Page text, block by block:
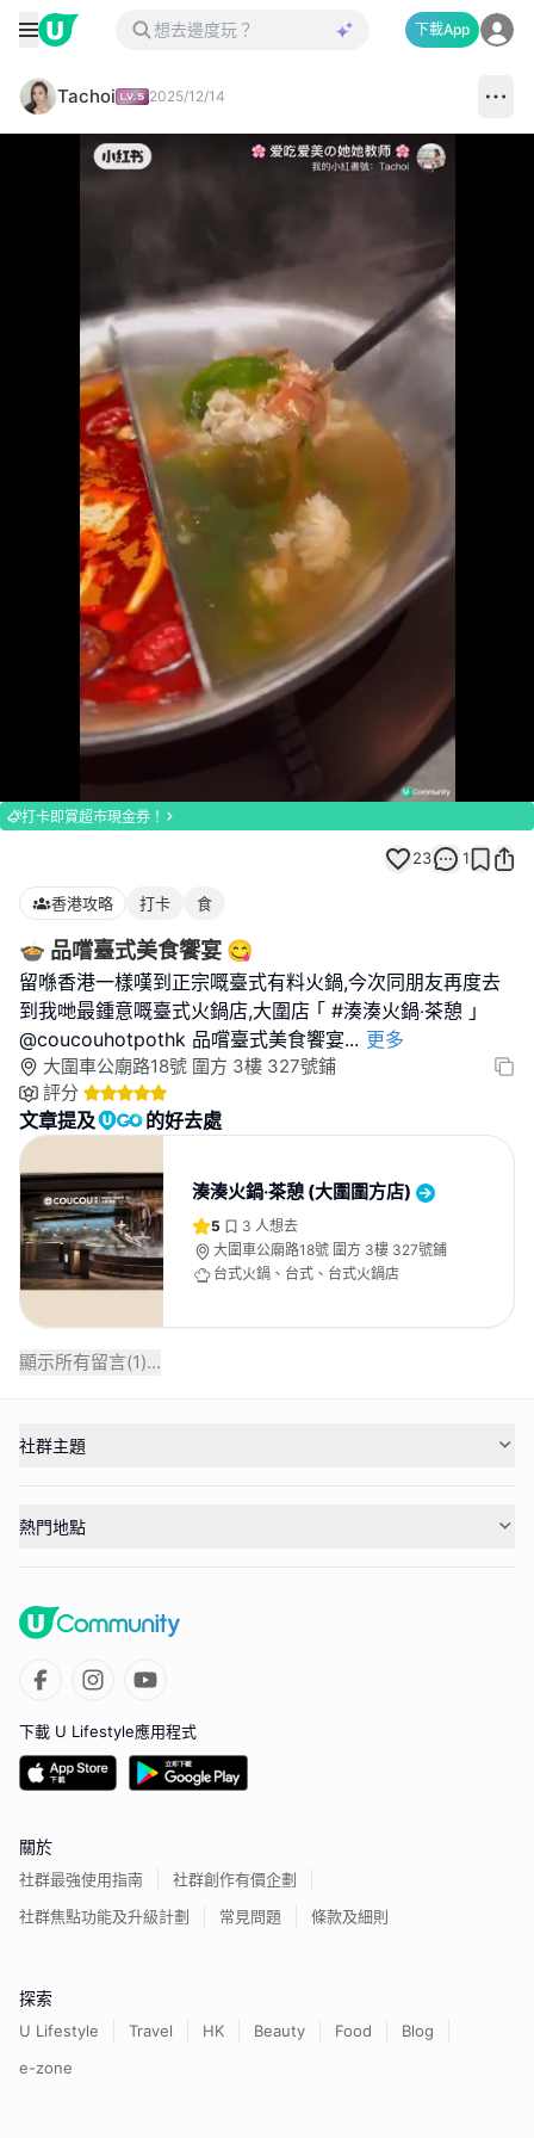
下載App
Tachoi 2025/12/14
100.00%
打卡即賞超市現金券！
23 1
香港攻略 打卡 食
🍲 品嚐臺式美食饗宴 😋
留喺香港一樣嘆到正宗嘅臺式有料火鍋,今次同朋友再度去
到我哋最鍾意嘅臺式火鍋店,大圍店 ｢ #湊湊火鍋‧茶憩 ｣
@coucouhotpothk 品嚐臺式美食饗宴... 更多
大圍車公廟路18號 圍方 3樓 327號鋪
評分
文章提及 的好去處
湊湊火鍋‧茶憩 (大圍圍方店)
5 3 人想去
大圍車公廟路18號 圍方 3樓 327號鋪
台式火鍋、台式、台式火鍋店
顯示所有留言(1)...
社群主題
熱門地點
下載 U Lifestyle應用程式
關於
社群最強使用指南
社群創作有價企劃
社群焦點功能及升級計劃
常見問題 條款及細則
探索
U Lifestyle Travel HK Beauty Food
Blog
e-zone